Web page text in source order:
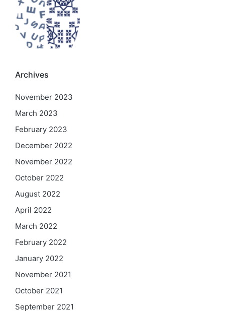
Archives
November 2023
March 2023
February 2023
December 2022
November 2022
October 2022
August 2022
April 2022
March 2022
February 2022
January 2022
November 2021
October 2021
September 2021